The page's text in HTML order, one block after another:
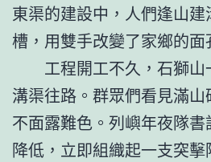
東渠的建設中，人們逢山
槽，用雙手改變了家鄉的面
工程開工不久，石獅山
溝渠往路。群眾們看見滿
不面露難色。列嶼年夜隊
降低，立即組織起一支突